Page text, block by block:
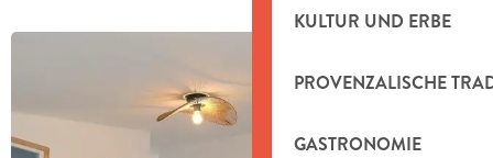
KULTUR UND ERBE
PROVENZALISCHE
GASTRONOMIE